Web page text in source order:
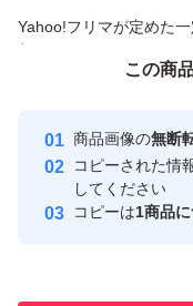
Yahoo!フリマが定めた
付与しています
安心取引出品者
取引実績
この商
商品画像の無断
コピーされた情
してください
コピーは1商品
この商品をみている